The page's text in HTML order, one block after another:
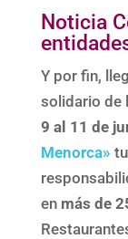
Noticia
Y por fin,
solidario de
9 al 11 de
Menorca»
en más de